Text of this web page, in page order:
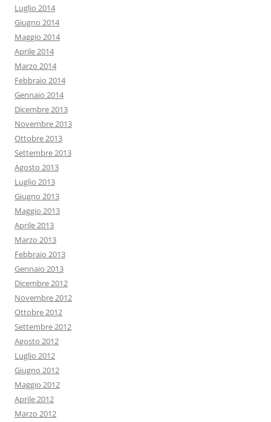
Luglio 2014
Giugno 2014
Maggio 2014
Aprile 2014
Marzo 2014
Febbraio 2014
Gennaio 2014
Dicembre 2013
Novembre 2013
Ottobre 2013
Settembre 2013
Agosto 2013
Luglio 2013
Giugno 2013
Maggio 2013
Aprile 2013
Marzo 2013
Febbraio 2013
Gennaio 2013
Dicembre 2012
Novembre 2012
Ottobre 2012
Settembre 2012
Agosto 2012
Luglio 2012
Giugno 2012
Maggio 2012
Aprile 2012
Marzo 2012